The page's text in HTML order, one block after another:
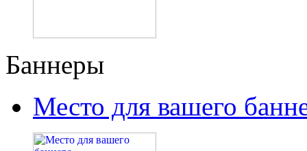
Баннеры
Место для вашего